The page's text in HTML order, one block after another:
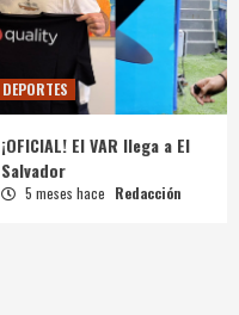
DEPORTES
¡OFICIAL! El VAR llega a El
Salvador
5 meses hace Redacción